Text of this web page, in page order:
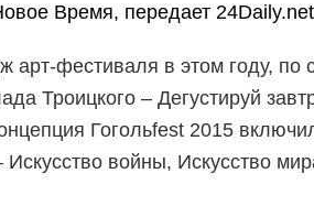
Время, передает
арт-фестиваля в этом году, по
Троицкого – Дегустируй
Гогольfest 2015
войны, Искусство